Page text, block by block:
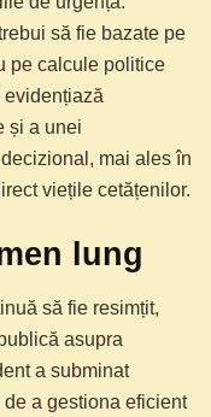
să fie bazate pe
pe calcule politice
și a unei
mai ales în
viețile cetățenilor.
lung
să fie resimțit,
asupra
a subminat
a gestiona eficient